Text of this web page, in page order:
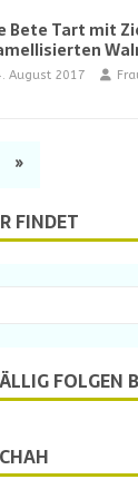
Bete Tart mit
August 2017
»
FINDET
FOLGEN